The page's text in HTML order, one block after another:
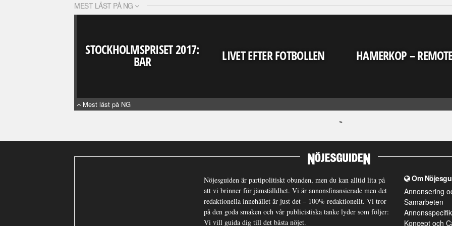
MEST LÄST PÅ NG
STOCKHOLMSPRISET 2017:
BAR LIVET EFTER FOTBOLLEN HAMERKOP –
Mest läst på NG
Nöjesguiden är partipolitiskt obunden, men du kan alltid lita på
att vi brinner för jämställdhet. Vi är annonsfinansierade men det
redaktionella innehållet är just det – 100% redaktionellt. Vi tror
på den goda smaken och vår publicistiska tanke lyder som följer:
Vi vill guida dig till det bästa nöjet.
Om
Annonsering
Samarbeten
Koncept och